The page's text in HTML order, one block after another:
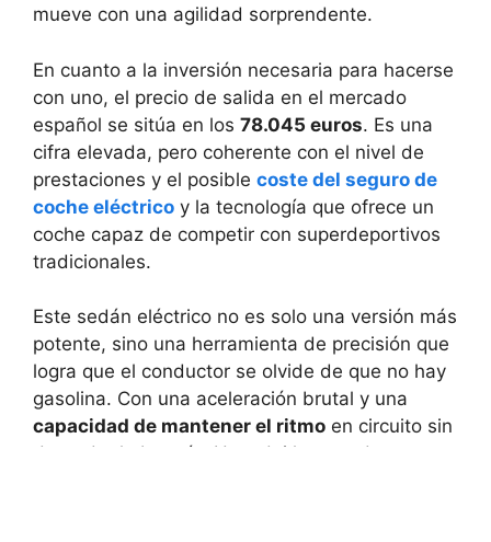
mueve con una agilidad sorprendente.
En cuanto a la inversión necesaria para hacerse
con uno, el precio de salida en el mercado
español se sitúa en los 78.045 euros. Es una
cifra elevada, pero coherente con el nivel de
prestaciones y el posible coste del seguro de
coche eléctrico y la tecnología que ofrece un
coche capaz de competir con superdeportivos
tradicionales.
Este sedán eléctrico no es solo una versión más
potente, sino una herramienta de precisión que
logra que el conductor se olvide de que no hay
gasolina. Con una aceleración brutal y una
capacidad de mantener el ritmo en circuito sin
degradar la batería, Hyundai ha creado un